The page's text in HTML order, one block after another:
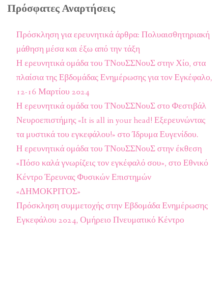
Πρόσφατες Αναρτήσεις
Πρόσκληση για ερευνητικά άρθρα: Πολυαισθητηριακή
μάθηση μέσα και έξω από την τάξη
Η ερευνητικά ομάδα του ΤΝουΣΣΝουΣ στην Χίο, στα
πλαίσια της Εβδομάδας Ενημέρωσης για τον Εγκέφαλο,
12-16 Μαρτίου 2024
Η ερευνητικά ομάδα του ΤΝουΣΣΝουΣ στο Φεστιβάλ
Νευροεπιστήμης «It is all in your head! Εξερευνώντας
τα μυστικά του εγκεφάλου!» στο Ίδρυμα Ευγενίδου.
Η ερευνητικά ομάδα του ΤΝουΣΣΝουΣ στην έκθεση
«Πόσο καλά γνωρίζεις τον εγκέφαλό σου», στο Εθνικό
Κέντρο Έρευνας Φυσικών Επιστημών
«ΔΗΜΟΚΡΙΤΟΣ»
Πρόσκληση συμμετοχής στην Εβδομάδα Ενημέρωσης
Εγκεφάλου 2024, Ομήρειο Πνευματικό Κέντρο